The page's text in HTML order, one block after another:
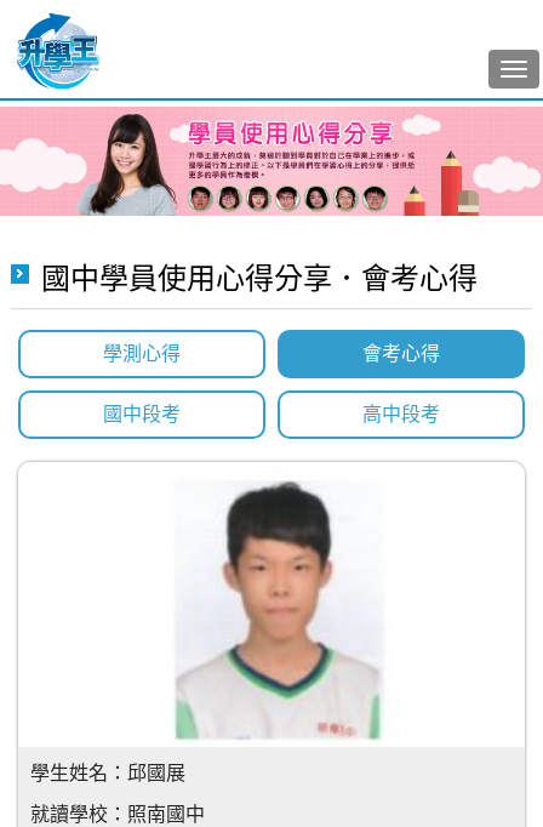
國中學員使用心得分享．會考心得
學測心得 會考心得
國中段考 高中段考
學生姓名： 邱國展
就讀學校： 照南國中